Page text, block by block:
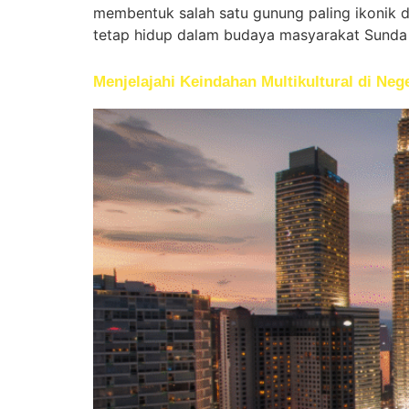
membentuk salah satu gunung paling ikonik
tetap hidup dalam budaya masyarakat
Menjelajahi Keindahan Multikultural di